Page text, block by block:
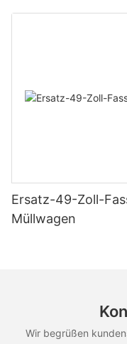
Ersatz-49-Zoll-
Müllwagen
Wir begrüßen